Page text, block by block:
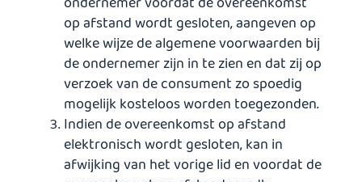
op afstand wordt gesloten, aangeven op
welke wijze de algemene voorwaarden bij
de ondernemer zijn in te zien en dat zij op
verzoek van de consument zo spoedig
mogelijk kosteloos worden toegezonden.
Indien de overeenkomst op afstand
elektronisch wordt gesloten, kan in
afwijking van het vorige lid en voordat de